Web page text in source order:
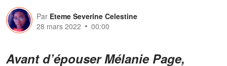
Par Eteme Severine Celestine
28 mars 2022
00:00
Avant d’épouser Mélanie Page,